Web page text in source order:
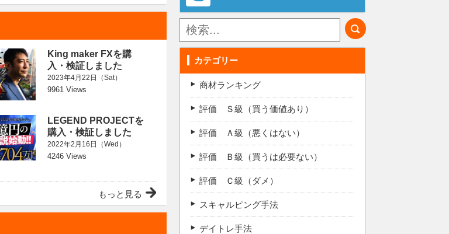
King maker FXを購
入・検証しました
2023年4月22日（Sat）
9961 Views
LEGEND PROJECTを
購入・検証しました
2022年2月16日（Wed）
4246 Views
もっと見る
カテゴリー
商材ランキング
評価 Ｓ級（買う価値あり）
評価 Ａ級（悪くはない）
評価 Ｂ級（買うは必要ない）
評価 Ｃ級（ダメ）
スキャルピング手法
デイトレ手法